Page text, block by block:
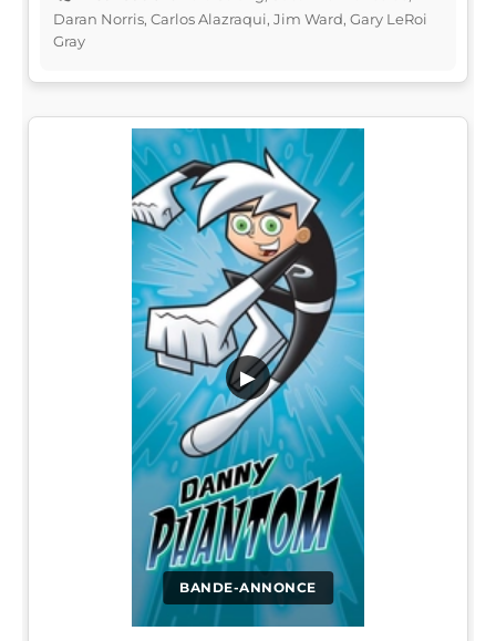
Daran Norris, Carlos Alazraqui, Jim Ward, Gary LeRoi
Gray
BANDE-ANNONCE
▶